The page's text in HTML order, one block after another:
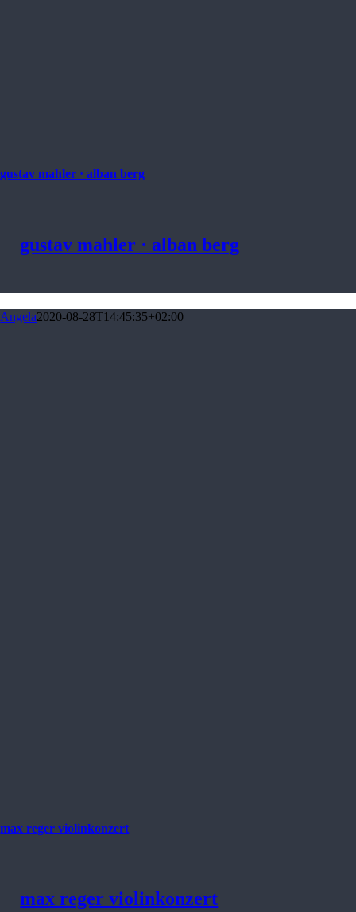
gustav mahler · alban berg
gustav mahler · alban berg
Angela2020-08-28T14:45:35+02:00
max reger violinkonzert
max reger violinkonzert